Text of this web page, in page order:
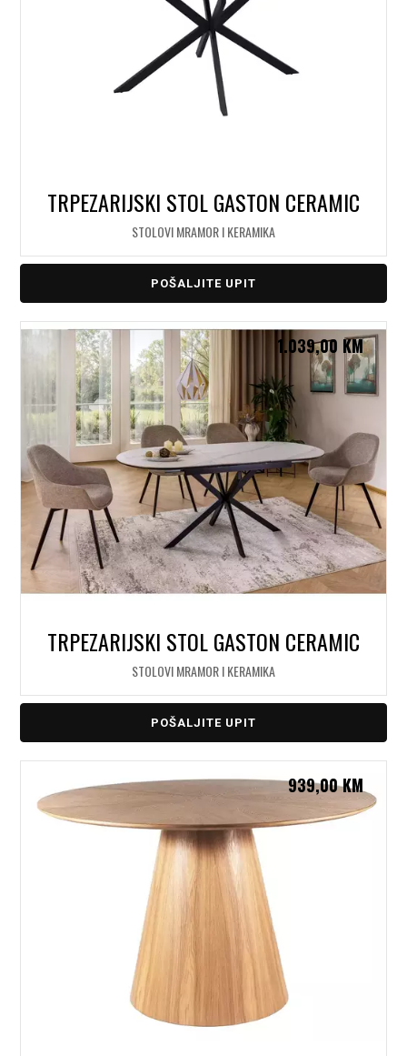
TRPEZARIJSKI STOL GASTON CERAMIC
STOLOVI MRAMOR I KERAMIKA
POŠALJITE UPIT
TRPEZARIJSKI STOL GASTON CERAMIC
STOLOVI MRAMOR I KERAMIKA
1.039,00 KM
POŠALJITE UPIT
939,00KM